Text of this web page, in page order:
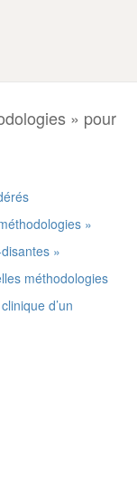
» pour
»
»
méthodologies
d’un